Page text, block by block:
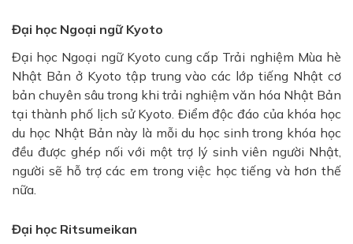
Đại học Ngoại ngữ Kyoto
Đại học Ngoại ngữ Kyoto cung cấp Trải nghiệm Mùa hè
Nhật Bản ở Kyoto tập trung vào các lớp tiếng Nhật cơ
bản chuyên sâu trong khi trải nghiệm văn hóa Nhật Bản
tại thành phố lịch sử Kyoto. Điểm độc đáo của khóa học
du học Nhật Bản này là mỗi du học sinh trong khóa học
đều được ghép nối với một trợ lý sinh viên người Nhật,
người sẽ hỗ trợ các em trong việc học tiếng và hơn thế
nữa.
Đại học Ritsumeikan